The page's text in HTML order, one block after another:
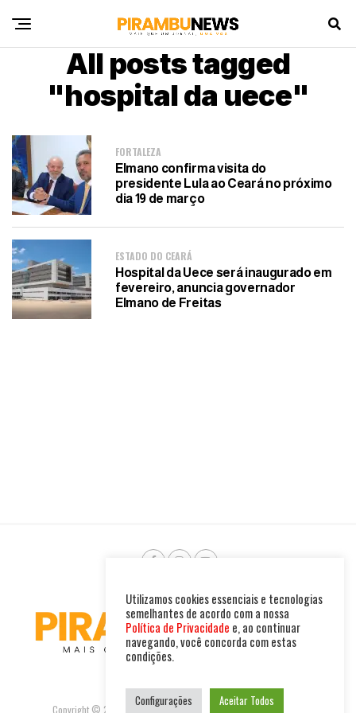
All posts tagged
"hospital da uece"
FORTALEZA
Elmano confirma visita do
presidente Lula ao Ceará no próximo
dia 19 de março
ESTADO DO CEARÁ
Hospital da Uece será inaugurado em
fevereiro, anuncia governador
Elmano de Freitas
Copyright © 2025. Todos os direitos reservados. PIRAMBU NEWS
Utilizamos cookies essenciais e tecnologias
semelhantes de acordo com a nossa
Política de Privacidade e, ao continuar
navegando, você concorda com estas
condições.
Configurações Aceitar Todos